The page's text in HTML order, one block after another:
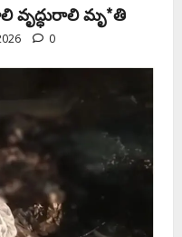
వృద్ధురాలి మృ*తి
0